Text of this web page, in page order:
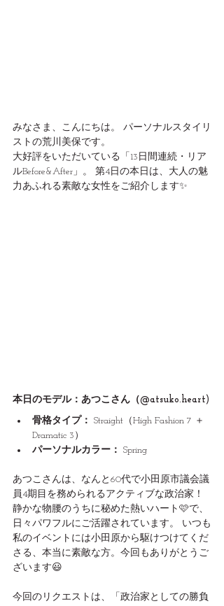
みなさま、こんにちは。 パーソナルスタイリ
ストの荒川美保です。
大好評をいただいている「13日間連続・リア
ルBefore&After」。 第4日の本日は、大人の魅
力あふれる素敵な女性をご紹介します✨
本日のモデル：あつこさん（@atsuko.heart)
骨格タイプ： Straight（High Fashion 7 ＋
Dramatic 3）
パーソナルカラー： Spring
あつこさんは、なんと60代で小田原市議会議
員4期目を務められるアクティブな政治家！
静かな物腰のうちに秘めた熱いハート🩷で、
日々パワフルにご活躍されています。 いつも
私のイベントには小田原から駆けつけてくだ
さる、本当に素敵な方。今回もありがとうご
ざいます😃
今回のリクエストは、「政治家としての勝負